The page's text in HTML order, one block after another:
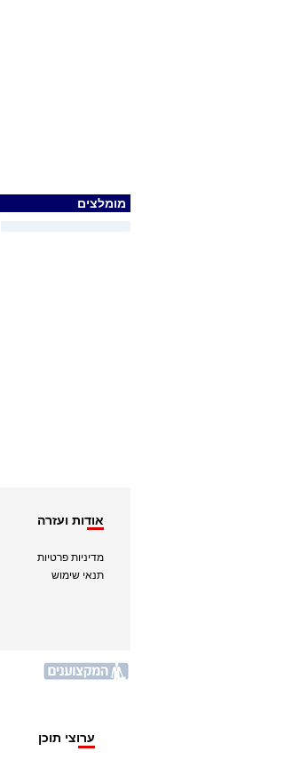
מומלצים
אודות ועזרה
מדיניות פרטיות
תנאי שימוש
ערוצי תוכן